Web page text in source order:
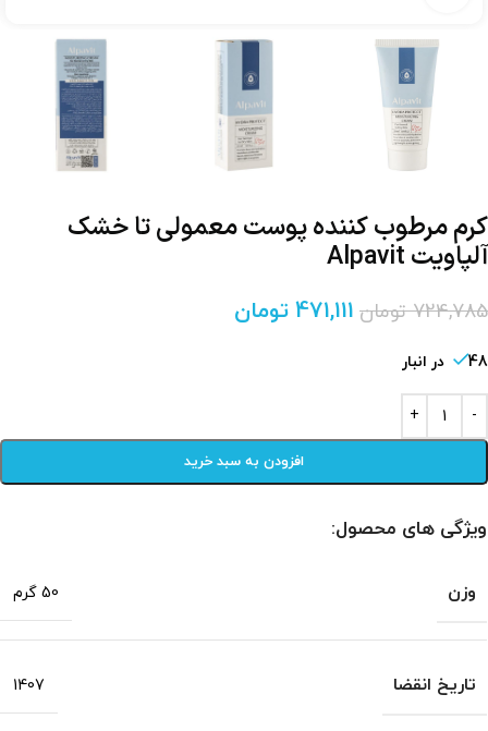
کرم مرطوب کننده پوست معمولی تا خشک
آلپاویت Alpavit
724,785 تومان 471,111 تومان
48 در انبار
افزودن به سبد خرید
ویژگی های محصول:
وزن 50 گرم
تاریخ انقضا 1407